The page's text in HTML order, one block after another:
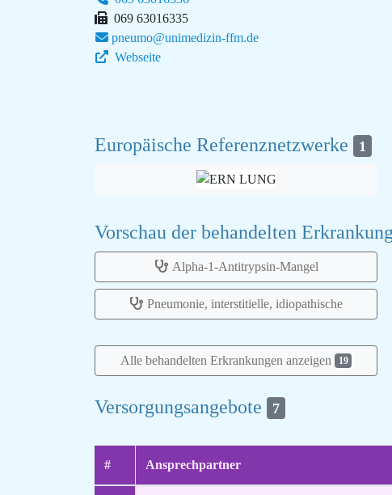
069 63016335
pneumo@unimedizin-ffm.de
Webseite
Europäische Referenznetzwerke 1
Vorschau der behandelten
Alpha-1-Antitrypsin-Mangel
Pneumonie, interstitielle, idiopathische
Alle behandelten Erkrankungen anzeigen 19
Versorgungsangebote 7
# Ansprechpartner